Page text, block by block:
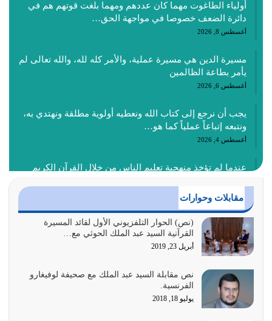
أولياء الطاغوت مهما كان عددهم ومهما بلغت قوتهم هم في
دائرة الضعف خصوصا في مواجهة الحق…
أغسطس 8, 2026
مسيرة الدين هي مسيرة عملية، والأمر كله لله، والله تعالى لم
يأمر بطاعة الظالمين
أغسطس 6, 2026
يجب أن نرجع إلى كتاب الله ونعطيه أولوية مطلقة ونهتدي به،
ونتبعه إتباعاً عملياً كما هو…
أغسطس 4, 2026
عندما لم تؤخذ منهجية تعليم الناس من خلال القرآن الكريم
أغسطس 3, 2026
الغاية من الصلاة هو ذكر الله (أقم الصلاة لذكري) إضافة إلى
{وَأَعِدُّوا لَهُمْ مَا…
أغسطس 2, 2026
السبب الرئيسي لشقاء الأمة الابتعاد عن كتاب الله والتعدي
لحدود الله بالإضافات للدين
أغسطس 1, 2026
مقابلات وحوارات
(نص) الحوار التلفزيوني الأول لقائد المسيرة
القرآنية السيد عبد الملك الحوثي مع…
أبريل 23, 2019
نص مقابلة السيد عبد الملك مع صحيفة لوفيغارو
الفرنسية.
يوليو 18, 2018